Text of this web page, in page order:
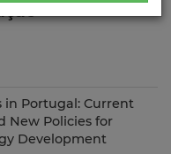
in Portugal: Current
New Policies for
Development